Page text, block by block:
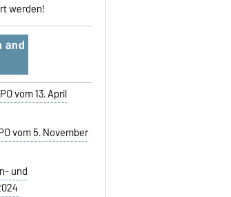
werden!
and
vom 13. April
vom 5. November
und